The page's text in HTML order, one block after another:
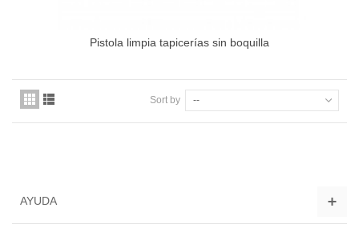
Pistola limpia tapicerías sin boquilla
Sort by --
AYUDA